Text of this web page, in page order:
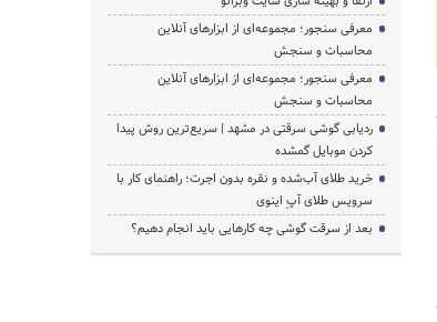
معرفی سنجور؛ مجموعه‌ای از ابزارهای آنلاین
محاسبات و سنجش
معرفی سنجور؛ مجموعه‌ای از ابزارهای آنلاین
محاسبات و سنجش
ردیابی گوشی سرقتی در مشهد | سریع‌ترین روش پیدا
کردن موبایل گمشده
خرید طلای آب‌شده و نقره بدون اجرت؛ راهنمای کار با
سرویس طلای آپِ اینوی
بعد از سرقت گوشی چه کارهایی باید انجام دهیم؟